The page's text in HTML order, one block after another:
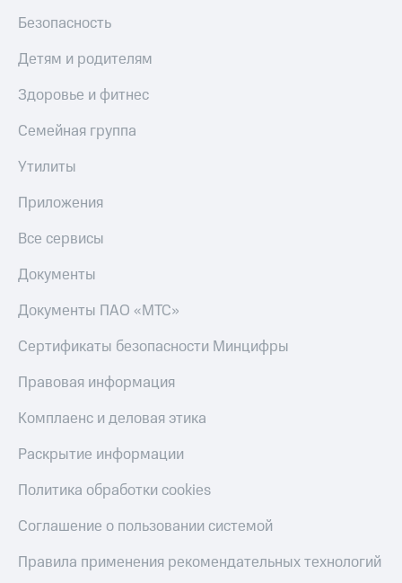
Безопасность
Детям и родителям
Здоровье и фитнес
Семейная группа
Утилиты
Приложения
Все сервисы
Документы
Документы ПАО «МТС»
Сертификаты безопасности Минцифры
Правовая информация
Комплаенс и деловая этика
Раскрытие информации
Политика обработки cookies
Соглашение о пользовании системой
Правила применения рекомендательных технологий